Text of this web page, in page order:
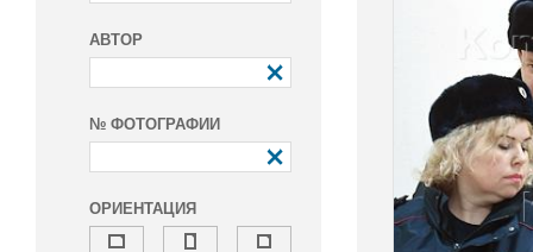
АВТОР
№ ФОТОГРАФИИ
ОРИЕНТАЦИЯ